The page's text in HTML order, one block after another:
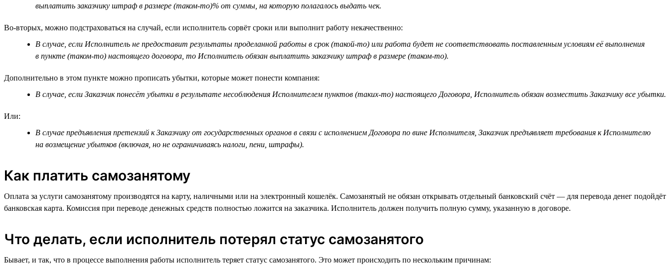
выплатить заказчику штраф в размере (таком-то)% от суммы, на которую полагалось выдать чек.
Во-вторых, можно подстраховаться на случай, если исполнитель сорвёт сроки или выполнит работу некачественно:
В случае, если Исполнитель не предоставит результаты проделанной работы в срок (такой-то) или работа будет не соответствовать поставленным условиям её выполнения
в пункте (таком-то) настоящего договора, то Исполнитель обязан выплатить заказчику штраф в размере (таком-то).
Дополнительно в этом пункте можно прописать убытки, которые может понести компания:
В случае, если Заказчик понесёт убытки в результате несоблюдения Исполнителем пунктов (таких-то) настоящего Договора, Исполнитель обязан возместить Заказчику все убытки.
Или:
В случае предъявления претензий к Заказчику от государственных органов в связи с исполнением Договора по вине Исполнителя, Заказчик предъявляет требования к Исполнителю
на возмещение убытков (включая, но не ограничиваясь налоги, пени, штрафы).
Как платить самозанятому
Оплата за услуги самозанятому производятся на карту, наличными или на электронный кошелёк. Самозанятый не обязан открывать отдельный банковский счёт — для перевода денег подойдёт
банковская карта. Комиссия при переводе денежных средств полностью ложится на заказчика. Исполнитель должен получить полную сумму, указанную в договоре.
Что делать, если исполнитель потерял статус самозанятого
Бывает, и так, что в процессе выполнения работы исполнитель теряет статус самозанятого. Это может происходить по нескольким причинам: